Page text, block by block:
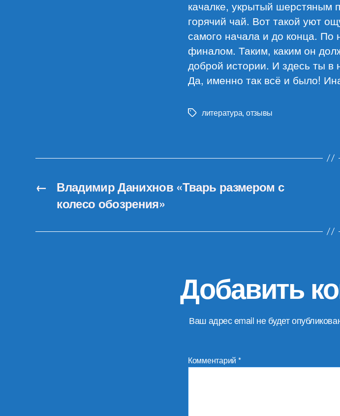
качалке, укрытый шерстяным
горячий чай. Вот такой уют
самого начала и до конца.
финалом. Таким, каким он
доброй истории. И здесь ты в
Да, именно так всё и было!
Меткилитература, отзывы
←
Владимир Данихнов «Тварь размером с
колесо обозрения»
Добавить
Ваш адрес email не будет
Комментарий *